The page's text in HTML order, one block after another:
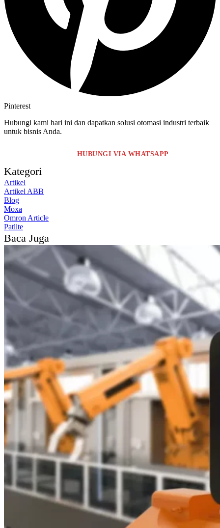
Pinterest
Hubungi kami hari ini dan dapatkan solusi otomasi industri terbaik
untuk bisnis Anda.
HUBUNGI VIA WHATSAPP
Kategori
Artikel
Artikel ABB
Blog
Moxa
Omron Article
Patlite
Baca Juga